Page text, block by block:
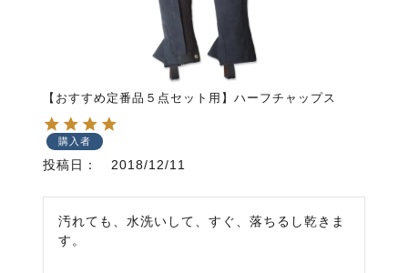
【おすすめ定番品５点セット用】ハーフチャップス
購入者
投稿日 2018/12/11
汚れても、水洗いして、すぐ、落ちるし乾きま
す。